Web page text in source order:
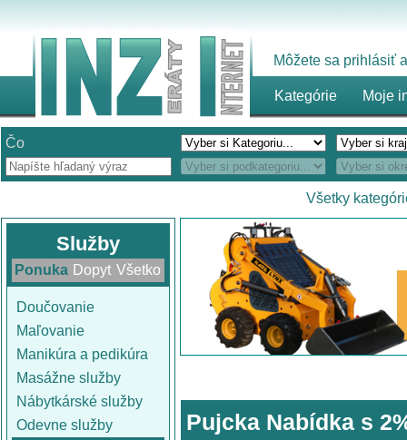
Môžete sa prihlásiť
Kategórie Moje
Čo
Všetky
Služby
Ponuka Dopyt Všetko
Doučovanie
Maľovanie
Manikúra a pedikúra
Masážne služby
Nábytkárské služby
Odevne služby
Pujcka Nabídka s